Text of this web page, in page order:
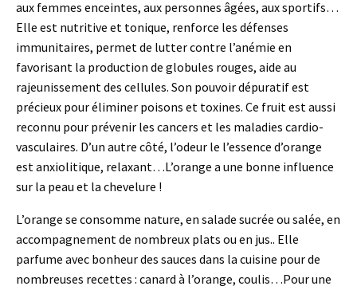
aux femmes enceintes, aux personnes âgées, aux sportifs…
Elle est nutritive et tonique, renforce les défenses
immunitaires, permet de lutter contre l’anémie en
favorisant la production de globules rouges, aide au
rajeunissement des cellules. Son pouvoir dépuratif est
précieux pour éliminer poisons et toxines. Ce fruit est aussi
reconnu pour prévenir les cancers et les maladies cardio-
vasculaires. D’un autre côté, l’odeur le l’essence d’orange
est anxiolitique, relaxant…L’orange a une bonne influence
sur la peau et la chevelure !
L’orange se consomme nature, en salade sucrée ou salée, en
accompagnement de nombreux plats ou en jus.. Elle
parfume avec bonheur des sauces dans la cuisine pour de
nombreuses recettes : canard à l’orange, coulis…Pour une